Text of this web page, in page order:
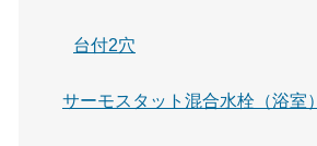
台付2穴
サーモスタット混合水栓（浴室）